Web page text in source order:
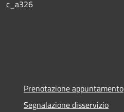
c_a326
Prenotazione appuntamento
Segnalazione disservizio